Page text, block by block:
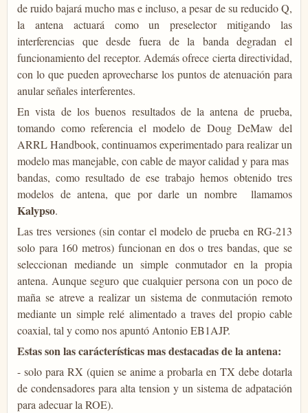
de ruido bajará mucho mas e incluso, a pesar de su reducido Q,
la antena actuará como un preselector mitigando las
interferencias que desde fuera de la banda degradan el
funcionamiento del receptor. Además ofrece cierta directividad,
con lo que pueden aprovecharse los puntos de atenuación para
anular señales interferentes.
En vista de los buenos resultados de la antena de prueba,
tomando como referencia el modelo de Doug DeMaw del
ARRL Handbook, continuamos experimentado para realizar un
modelo mas manejable, con cable de mayor calidad y para mas
bandas, como resultado de ese trabajo hemos obtenido tres
modelos de antena, que por darle un nombre llamamos
Kalypso.
Las tres versiones (sin contar el modelo de prueba en RG-213
solo para 160 metros) funcionan en dos o tres bandas, que se
seleccionan mediande un simple conmutador en la propia
antena. Aunque seguro que cualquier persona con un poco de
maña se atreve a realizar un sistema de conmutación remoto
mediante un simple relé alimentado a traves del propio cable
coaxial, tal y como nos apuntó Antonio EB1AJP.
Estas son las carácterísticas mas destacadas de la antena:
- solo para RX (quien se anime a probarla en TX debe dotarla
de condensadores para alta tension y un sistema de adpatación
para adecuar la ROE).